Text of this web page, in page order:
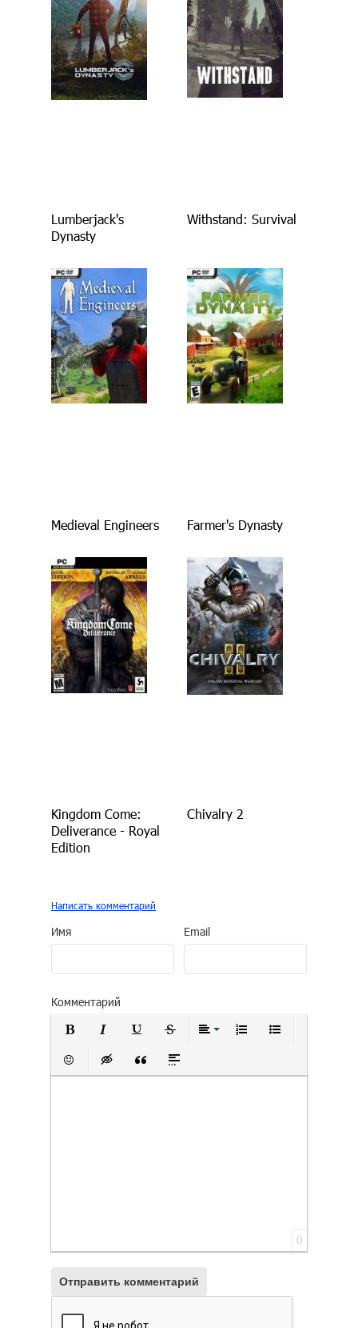
Lumberjack's
Dynasty
Withstand: Survival
Medieval Engineers Farmer's Dynasty
Kingdom Come:
Deliverance - Royal
Edition
Chivalry 2
Написать комментарий
Имя Email
Комментарий
Полужирный
Вставить смайлик
Вставка скрытого текста
Вставка цитаты
Вставка спойлера
0
Отправить комментарий